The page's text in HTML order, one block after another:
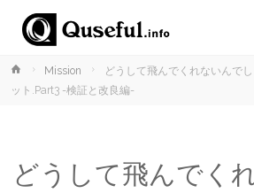
TOPPAGE
ホ
ー
Mission
どうして飛んでくれないんで
ット.Part3 -検証と改良編-
どうして飛んでく